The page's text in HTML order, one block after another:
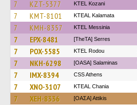
7 KZT-5377 ΚΤΕL Kozani
7 KMT-8101 KTEAL Kalamata
7 KMH-8357 KTEL Messinia
7 EPX-8481 [TheTA] Serres
7 POX-5585 ΚΤΕL Rodou
7 NKH-6298 [OASA] Salaminas
7 IMX-8394 CSS Athens
7 XNO-3107 KTEAL Chania
7 XEH-8336 [ΟΑΣΑ] Αttikis